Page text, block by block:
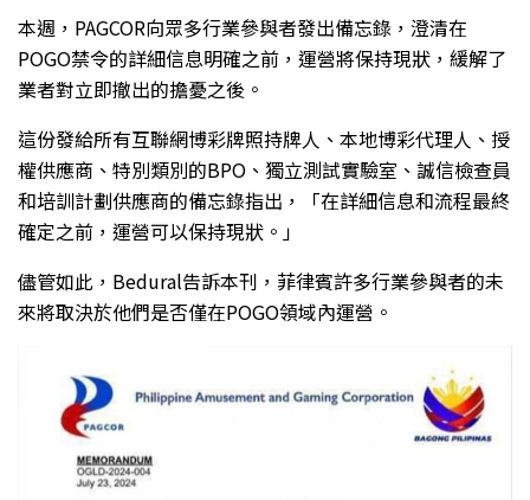
本週，PAGCOR向眾多行業參與者發出備忘錄，澄清在
POGO禁令的詳細信息明確之前，運營將保持現狀，緩解了
業者對立即撤出的擔憂之後。
這份發給所有互聯網博彩牌照持牌人、本地博彩代理人、授
權供應商、特別類別的BPO、獨立測試實驗室、誠信檢查員
和培訓計劃供應商的備忘錄指出，「在詳細信息和流程最終
確定之前，運營可以保持現狀。」
儘管如此，Bedural告訴本刊，菲律賓許多行業參與者的未
來將取決於他們是否僅在POGO領域內運營。